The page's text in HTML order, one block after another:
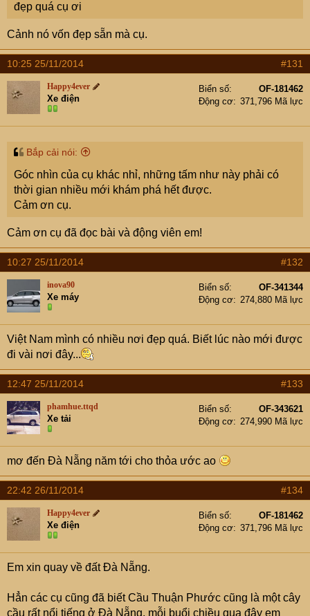
đẹp quá cụ ơi
Cảnh nó vốn đẹp sẵn mà cụ.
10:25 25/11/2014 #131
Happy4ever
Xe điện
Biển số
OF-181462
Động cơ
371,796 Mã lực
Bắp cải nói:
Góc nhìn của cụ khác nhỉ, những tấm như này phải có
thời gian nhiều mới khám phá hết được.
Cảm ơn cụ.
Cảm ơn cụ đã đọc bài và động viên em!
10:27 25/11/2014 #132
inova90
Xe máy
Biển số
OF-341344
Động cơ
274,880 Mã lực
Việt Nam mình có nhiều nơi đẹp quá. Biết lúc nào mới được
đi vài nơi đây...
12:47 25/11/2014 #133
phamhue.ttqd
Xe tải
Biển số
OF-343621
Động cơ
274,990 Mã lực
mơ đến Đà Nẵng năm tới cho thỏa ước ao
22:42 26/11/2014 #134
Happy4ever
Xe điện
Biển số
OF-181462
Động cơ
371,796 Mã lực
Em xin quay về đất Đà Nẵng.
Hẳn các cụ cũng đã biết Cầu Thuận Phước cũng là một cây
cầu rất nổi tiếng ở Đà Nẵng, mỗi buổi chiều qua đây em